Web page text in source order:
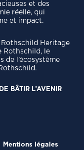
et des
réelle, qui
et impact.
Heritage
Rothschild, le
de l’écosystème
BÂTIR L’AVENIR
Mentions légales